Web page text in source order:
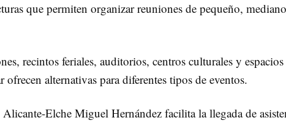
que permiten organizar reuniones de pequeño,
recintos feriales, auditorios, centros culturales y espacios
alternativas para diferentes tipos de eventos.
Elche Miguel Hernández facilita la llegada de